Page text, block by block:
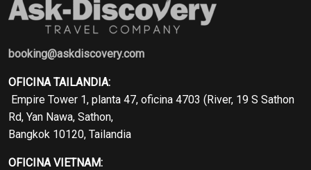
booking@askdiscovery.com
OFICINA TAILANDIA:
Empire Tower 1, planta 47, oficina 4703 (River, 19 S Sathon
Rd, Yan Nawa, Sathon,
Bangkok 10120, Tailandia
OFICINA VIETNAM: